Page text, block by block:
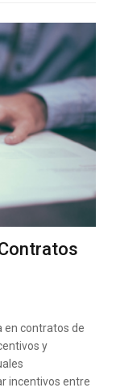
en contratos de
y
incentivos entre